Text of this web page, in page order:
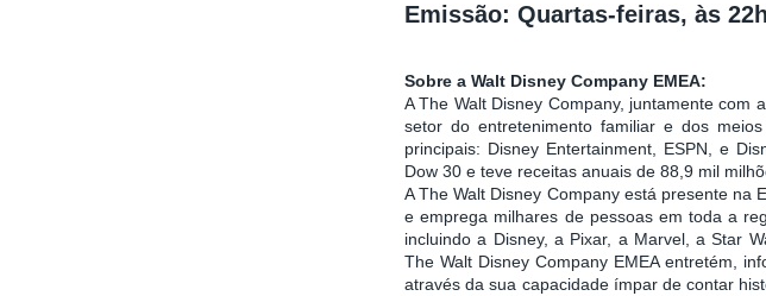
Emissão: Quartas-feiras, às
Sobre a Walt Disney Company EMEA:
A The Walt Disney Company, juntamente
setor do entretenimento familiar e dos
principais: Disney Entertainment, ESPN, e
Dow 30 e teve receitas anuais de 88,9 mil
A The Walt Disney Company está presente na
e emprega milhares de pessoas em toda a
incluindo a Disney, a Pixar, a Marvel, a Star
The Walt Disney Company EMEA entretém,
através da sua capacidade ímpar de contar